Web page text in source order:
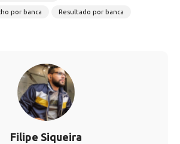
por banca Resultado por banca
Filipe Siqueira